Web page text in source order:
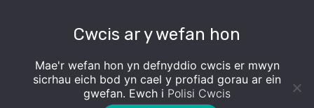
Cwcis ar y wefan hon
Mae'r wefan hon yn defnyddio cwcis er mwyn
sicrhau eich bod yn cael y profiad gorau ar ein
gwefan. Ewch i Polisi Cwcis